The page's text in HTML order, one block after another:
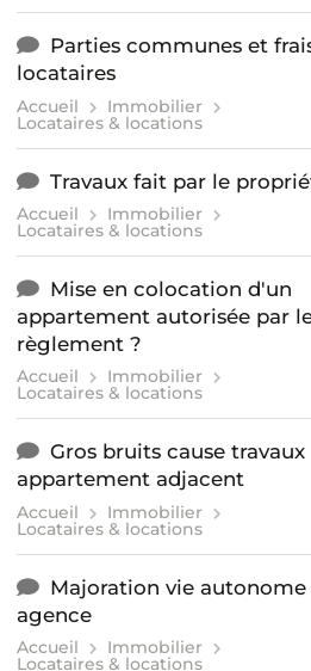
Parties communes et
locataires
Accueil Immobilier
Locataires & locations
Travaux fait par le
Accueil Immobilier
Locataires & locations
Mise en colocation d'un
appartement autorisée par
règlement ?
Accueil Immobilier
Locataires & locations
Gros bruits cause travaux
appartement adjacent
Accueil Immobilier
Locataires & locations
Majoration vie autonome
agence
Accueil Immobilier
Locataires & locations